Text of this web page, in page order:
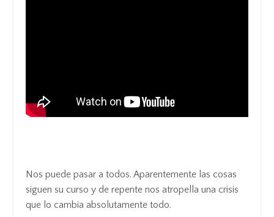
Nos puede pasar a todos. Aparentemente las cosas
siguen su curso y de repente nos atropella una crisis
que lo cambia absolutamente todo.